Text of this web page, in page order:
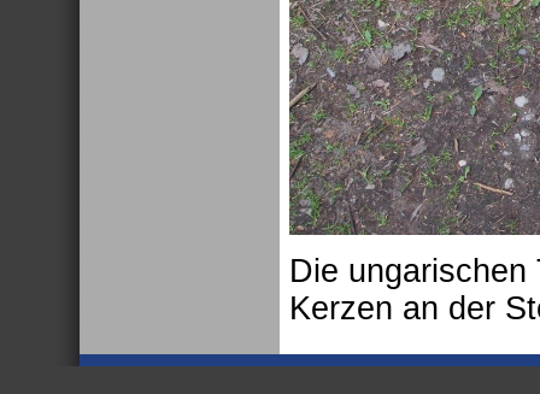
Die ungarischen
Kerzen an der